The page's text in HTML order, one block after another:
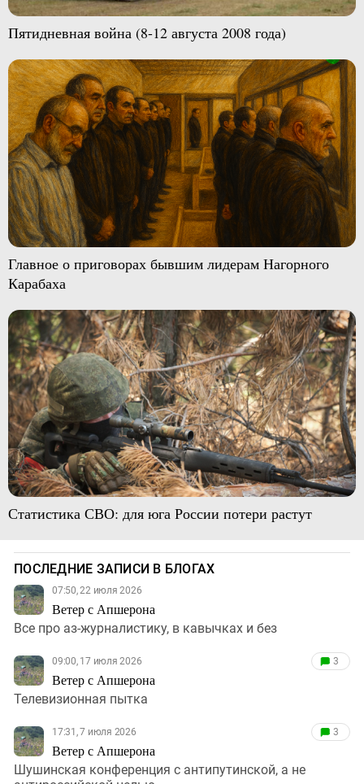
Пятидневная война (8-12 августа 2008 года)
Главное о приговорах бывшим лидерам Нагорного
Карабаха
Статистика СВО: для юга России потери растут
ПОСЛЕДНИЕ ЗАПИСИ В БЛОГАХ
07:50, 22 июля 2026
Ветер с Апшерона
Все про аз-журналистику, в кавычках и без
09:00, 17 июля 2026
Ветер с Апшерона
3
Телевизионная пытка
17:31, 7 июля 2026
Ветер с Апшерона
3
Шушинская конференция с антипутинской, а не